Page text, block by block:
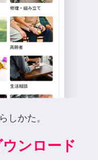
しかた。
ンロード